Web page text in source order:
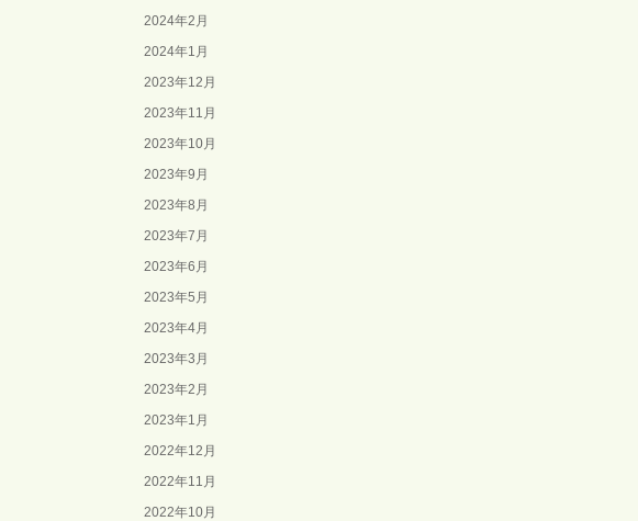
2024年2月
2024年1月
2023年12月
2023年11月
2023年10月
2023年9月
2023年8月
2023年7月
2023年6月
2023年5月
2023年4月
2023年3月
2023年2月
2023年1月
2022年12月
2022年11月
2022年10月